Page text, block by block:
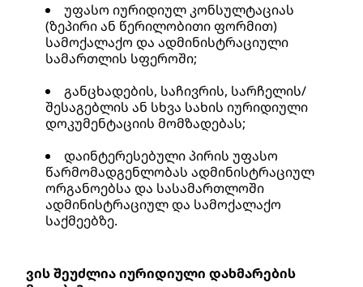
უფასო იურიდიულ კონსულტაციას
(ზეპირი ან წერილობითი ფორმით)
სამოქალაქო და ადმინისტრაციული
სამართლის სფეროში;
განცხადების, საჩივრის, სარჩელის/
შესაგებლის ან სხვა სახის იურიდიული
დოკუმენტაციის მომზადებას;
დაინტერესებული პირის უფასო
წარმომადგენლობას ადმინისტრაციულ
ორგანოებსა და სასამართლოში
ადმინისტრაციულ და სამოქალაქო
საქმეებზე.
ვის შეუძლია იურიდიული დახმარების